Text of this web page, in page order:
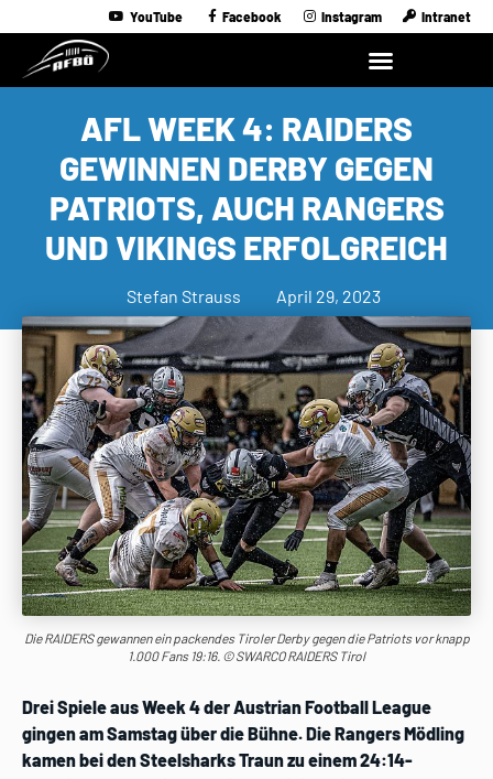
YouTube Facebook Instagram Intranet
AFL WEEK 4: RAIDERS
GEWINNEN DERBY GEGEN
PATRIOTS, AUCH RANGERS
UND VIKINGS ERFOLGREICH
Stefan Strauss April 29, 2023
Die RAIDERS gewannen ein packendes Tiroler Derby gegen die Patriots vor knapp
1.000 Fans 19:16. © SWARCO RAIDERS Tirol
Drei Spiele aus Week 4 der Austrian Football League
gingen am Samstag über die Bühne. Die Rangers Mödling
kamen bei den Steelsharks Traun zu einem 24:14-